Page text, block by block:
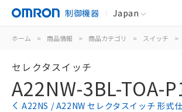
制御機器 Japan
ホーム > 商品情報 > 商品カテゴリ > スイッチ >
セレクタスイッチ
A22NW-3BL-TOA-
A22NS / A22NW セレクタスイッチ 形式